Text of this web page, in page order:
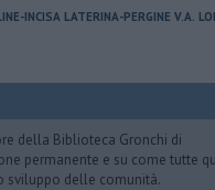
INCISA LATERINA-PERGINE V.A.
della Biblioteca Gronchi di
permanente e su come tutte
sviluppo delle comunità.